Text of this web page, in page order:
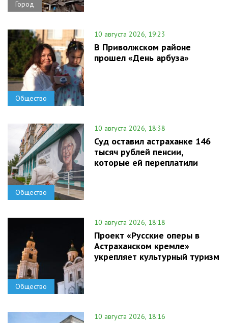
Город
Общество
10 августа 2026, 19:23
В Приволжском районе
прошел «День арбуза»
Общество
10 августа 2026, 18:38
Суд оставил астраханке 146
тысяч рублей пенсии,
которые ей переплатили
Общество
10 августа 2026, 18:18
Проект «Русские оперы в
Астраханском кремле»
укрепляет культурный туризм
10 августа 2026, 18:16